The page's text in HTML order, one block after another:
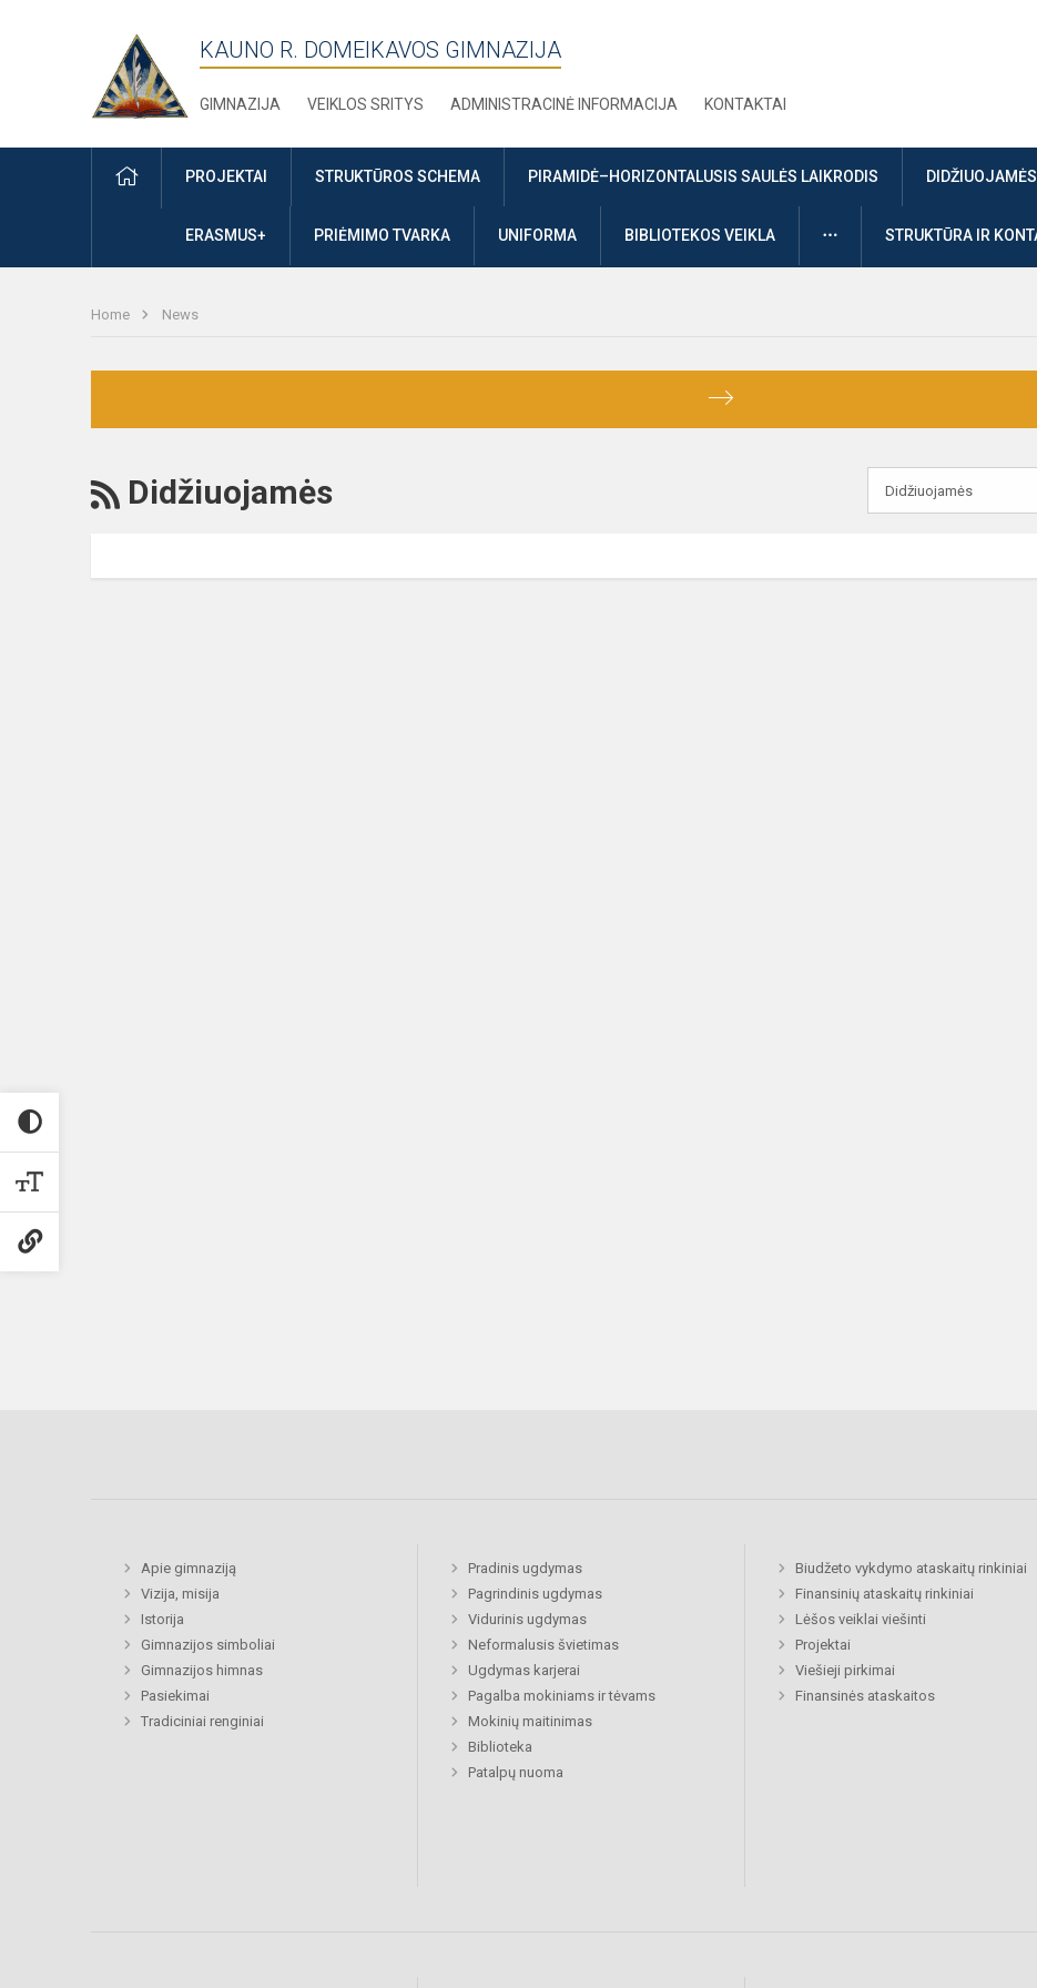
KAUNO R. DOMEIKAVOS GIMNAZIJA
GIMNAZIJA VEIKLOS SRITYS ADMINISTRACINĖ INFORMACIJA KONTAKTAI
PRADŽIAPROJEKTAI STRUKTŪROS SCHEMA PIRAMIDĖ–HORIZONTALUSIS SAULĖS LAIKRODIS DIDŽIUOJAMĖS
ERASMUS+ PRIĖMIMO TVARKA UNIFORMA BIBLIOTEKOS VEIKLA DAUGIAUSTRUKTŪRA IR
Home News
RSS
Didžiuojamės
Apie gimnaziją
Vizija, misija
Istorija
Gimnazijos simboliai
Gimnazijos himnas
Pasiekimai
Tradiciniai renginiai
Pradinis ugdymas
Pagrindinis ugdymas
Vidurinis ugdymas
Neformalusis švietimas
Ugdymas karjerai
Pagalba mokiniams ir tėvams
Mokinių maitinimas
Biblioteka
Patalpų nuoma
Biudžeto vykdymo ataskaitų rinkiniai
Finansinių ataskaitų rinkiniai
Lėšos veiklai viešinti
Projektai
Viešieji pirkimai
Finansinės ataskaitos